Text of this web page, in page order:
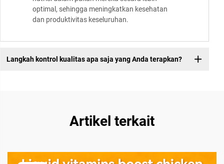
optimal, sehingga meningkatkan kesehatan
dan produktivitas keseluruhan.
Langkah kontrol kualitas apa saja yang Anda terapkan?
Artikel terkait